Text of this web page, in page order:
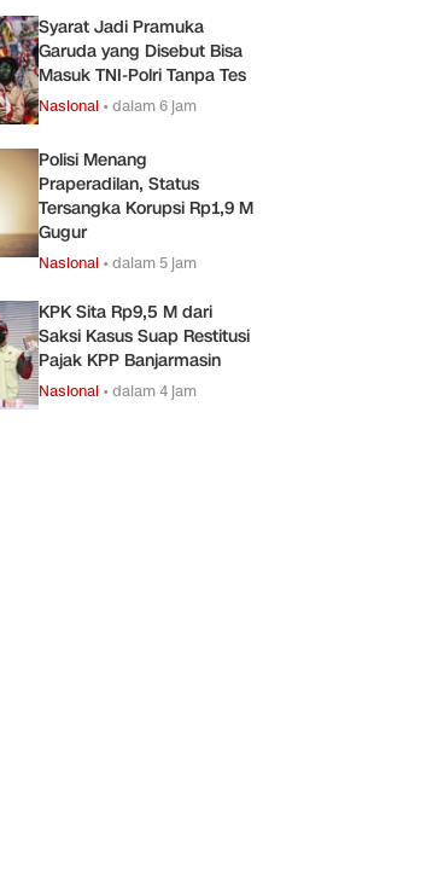
Syarat Jadi Pramuka
Garuda yang Disebut Bisa
Masuk TNI-Polri Tanpa Tes
Nasional •dalam 6 jam
Polisi Menang
Praperadilan, Status
Tersangka Korupsi Rp1,9 M
Gugur
Nasional •dalam 5 jam
KPK Sita Rp9,5 M dari
Saksi Kasus Suap Restitusi
Pajak KPP Banjarmasin
Nasional •dalam 4 jam